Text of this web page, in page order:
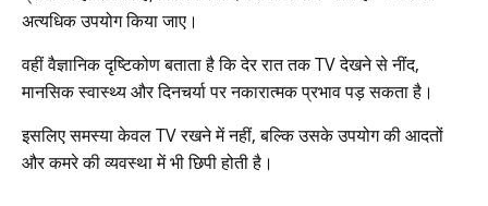
अत्यधिक उपयोग किया जाए।
वहीं वैज्ञानिक दृष्टिकोण बताता है कि देर रात तक TV देखने से नींद,
मानसिक स्वास्थ्य और दिनचर्या पर नकारात्मक प्रभाव पड़ सकता है।
इसलिए समस्या केवल TV रखने में नहीं, बल्कि उसके उपयोग की आदतों
और कमरे की व्यवस्था में भी छिपी होती है।